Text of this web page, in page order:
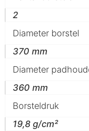
2
Diameter borstel
370 mm
Diameter
360 mm
Borsteldruk
19,8 g/cm²